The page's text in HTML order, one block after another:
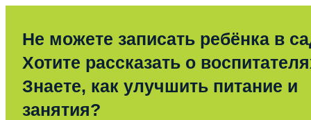
Не можете записать ребёнка в
Хотите рассказать о
Знаете, как улучшить питание и
занятия?